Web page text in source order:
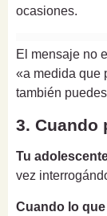
ocasiones.
El mensaje no
«a medida que
también
3. Cuando
Tu
vez
Cuando lo